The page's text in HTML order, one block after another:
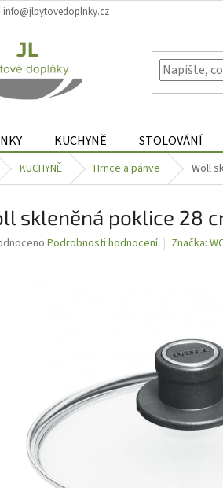
info@jlbytovedoplnky.cz
KUCHYNĚ STOLOVÁNÍ
KUCHYNĚ Hrnce a pánve Woll
skleněná poklice 28
Podrobnosti hodnocení Značka: